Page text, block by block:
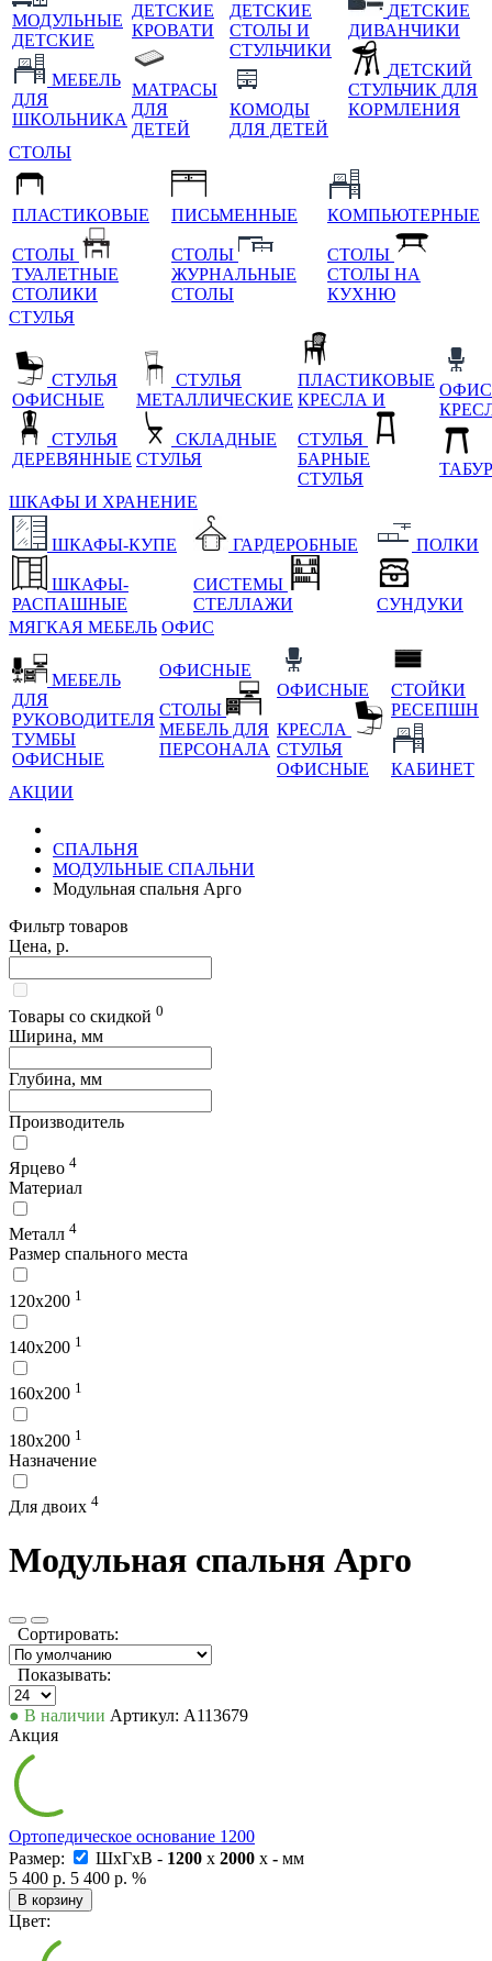
МОДУЛЬНЫЕ
ДЕТСКИЕ
МЕБЕЛЬ
ДЛЯ
ШКОЛЬНИКА
ДЕТСКИЕ
КРОВАТИ
МАТРАСЫ
ДЛЯ
ДЕТЕЙ
ДЕТСКИЕ
СТОЛЫ И
СТУЛЬЧИКИ
КОМОДЫ
ДЛЯ ДЕТЕЙ
ДЕТСКИЕ
ДИВАНЧИКИ
ДЕТСКИЙ
СТУЛЬЧИК ДЛЯ
КОРМЛЕНИЯ
СТОЛЫ
ПЛАСТИКОВЫЕ
СТОЛЫ
ТУАЛЕТНЫЕ
СТОЛИКИ
ПИСЬМЕННЫЕ
СТОЛЫ
ЖУРНАЛЬНЫЕ
СТОЛЫ
КОМПЬЮТЕРНЫЕ
СТОЛЫ
СТОЛЫ НА
КУХНЮ
СТУЛЬЯ
СТУЛЬЯ
ОФИСНЫЕ
СТУЛЬЯ
ДЕРЕВЯННЫЕ
СТУЛЬЯ
МЕТАЛЛИЧЕСКИЕ
СКЛАДНЫЕ
СТУЛЬЯ
ПЛАСТИКОВЫЕ
КРЕСЛА И
СТУЛЬЯ
БАРНЫЕ
СТУЛЬЯ
ШКАФЫ И ХРАНЕНИЕ
ШКАФЫ-КУПЕ
ШКАФЫ-
РАСПАШНЫЕ
ГАРДЕРОБНЫЕ
СИСТЕМЫ
СТЕЛЛАЖИ
ПОЛКИ
СУНДУКИ
МЯГКАЯ МЕБЕЛЬ ОФИС
МЕБЕЛЬ
ДЛЯ
РУКОВОДИТЕЛЯ
ТУМБЫ
ОФИСНЫЕ
ОФИСНЫЕ
СТОЛЫ
МЕБЕЛЬ ДЛЯ
ПЕРСОНАЛА
ОФИСНЫЕ
КРЕСЛА
СТУЛЬЯ
ОФИСНЫЕ
СТОЙКИ
РЕСЕПШН
КАБИНЕТ
АКЦИИ
СПАЛЬНЯ
МОДУЛЬНЫЕ СПАЛЬНИ
Модульная спальня Арго
Фильтр товаров
Цена, р.
Товары со скидкой 0
Ширина, мм
Глубина, мм
Производитель
Ярцево 4
Материал
Металл 4
Размер спального места
120х200 1
140х200 1
160х200 1
180х200 1
Назначение
Для двоих 4
Модульная спальня Арго
Сортировать:
Показывать:
● В наличии Артикул: А113679
Акция
Ортопедическое основание 1200
Размер:
ШxГxВ - 1200 x 2000 x - мм
5 400 р. 5 400 р. %
В корзину
Цвет: